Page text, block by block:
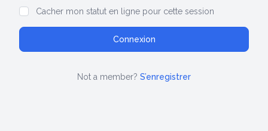
Cacher mon statut en ligne pour cette session
Not a member? S’enregistrer